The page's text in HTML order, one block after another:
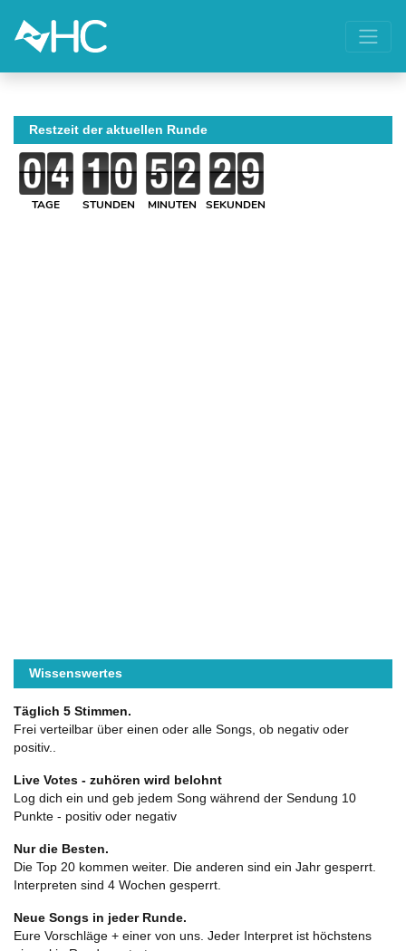
Restzeit der aktuellen Runde
TAGE STUNDEN MINUTEN SEKUNDEN
Wissenswertes
Täglich 5 Stimmen.
Frei verteilbar über einen oder alle Songs, ob negativ oder
positiv..
Live Votes - zuhören wird belohnt
Log dich ein und geb jedem Song während der Sendung 10
Punkte - positiv oder negativ
Nur die Besten.
Die Top 20 kommen weiter. Die anderen sind ein Jahr gesperrt.
Interpreten sind 4 Wochen gesperrt.
Neue Songs in jeder Runde.
Eure Vorschläge + einer von uns. Jeder Interpret ist höchstens